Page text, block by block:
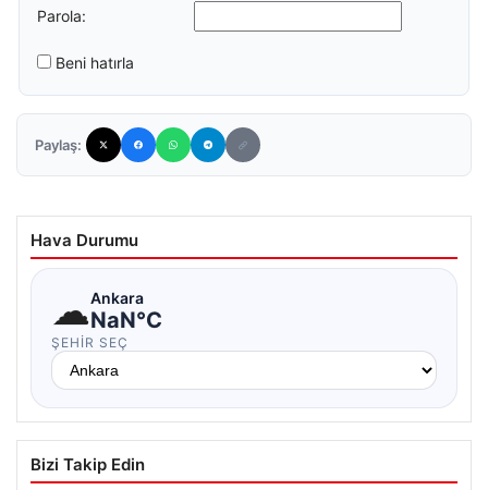
Parola:
Beni hatırla
Paylaş:
Hava Durumu
☁Ankara
NaN°C
ŞEHIR SEÇ
Bizi Takip Edin